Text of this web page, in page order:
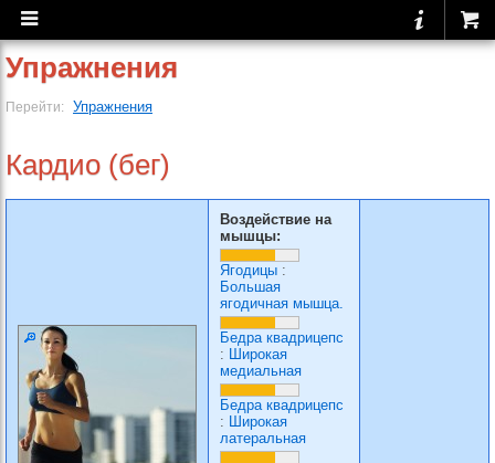
Упражнения
Перейти: Упражнения
Кардио (бег)
Воздействие на
мышцы:
Ягодицы :
Большая
ягодичная мышца.
Бедра квадрицепс
: Широкая
медиальная
Бедра квадрицепс
: Широкая
латеральная